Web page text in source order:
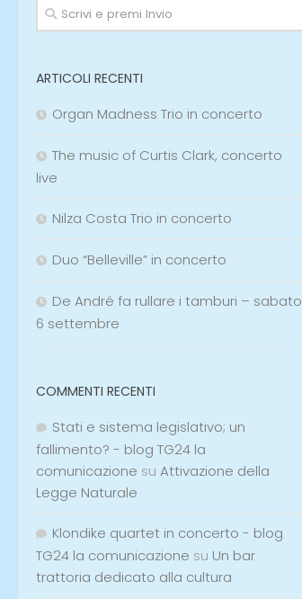
ARTICOLI RECENTI
Organ Madness Trio in concerto
The music of Curtis Clark, concerto
live
Nilza Costa Trio in concerto
Duo “Belleville” in concerto
De André fa rullare i tamburi – sabato
6 settembre
COMMENTI RECENTI
Stati e sistema legislativo; un
fallimento? - blog TG24 la
comunicazione su Attivazione della
Legge Naturale
Klondike quartet in concerto - blog
TG24 la comunicazione su Un bar
trattoria dedicato alla cultura